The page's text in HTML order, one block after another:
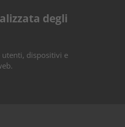
degli
dispositivi e